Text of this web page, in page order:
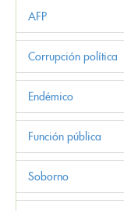
AFP
Corrupción política
Endémico
Función pública
Soborno